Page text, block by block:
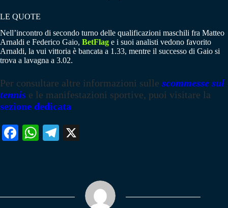
LE QUOTE
Nell’incontro di secondo turno delle qualificazioni maschili fra Matteo
Arnaldi e Federico Gaio, BetFlag e i suoi analisti vedono favorito
Arnaldi, la vui vittoria è bancata a 1.33, mentre il successo di Gaio si
trova a lavagna a 3.02.
Per consultare altre informazioni sulle scommesse sul
tennis e le manifestazioni sportive, puoi visitare la
sezione dedicata
Fa W
pp
Te
m